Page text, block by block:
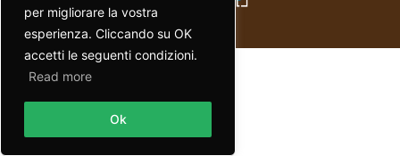
per migliorare la vostra
esperienza. Cliccando su OK
accetti le seguenti condizioni.
Read more
Ok